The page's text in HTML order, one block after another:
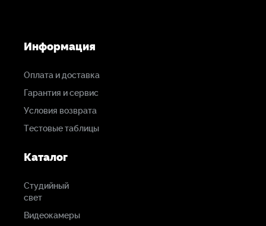
Информация
Оплата и доставка
Гарантия и сервис
Условия возврата
Тестовые таблицы
Каталог
Студийный
свет
Видеокамеры